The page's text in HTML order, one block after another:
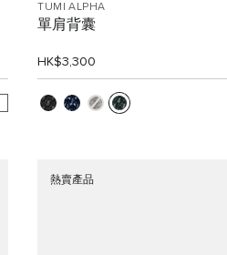
TUMI ALPHA
單肩背囊
HK$3,300
熱賣產品